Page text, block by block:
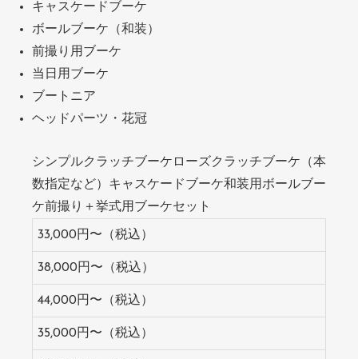
キャスケードブーケ
ボールブーケ（和装）
前撮り用ブーケ
当日用ブーケ
ブートニア
ヘッドパーツ・花冠
シンプルクラッチブーケローズクラッチブーケ（本
数指定など）キャスケードブーケ和装用ボールブー
ケ前撮り＋挙式用ブーケセット
33,000円〜（税込）
38,000円〜（税込）
44,000円〜（税込）
35,000円〜（税込）